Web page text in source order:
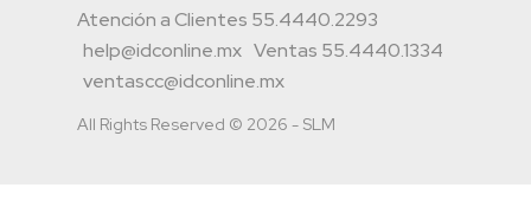
Atención a Clientes 55.4440.2293
help@idconline.mx Ventas 55.4440.1334
ventascc@idconline.mx
All Rights Reserved © 2026 - SLM